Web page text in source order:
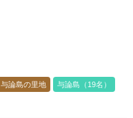
与論島の里地 与論島（19名）